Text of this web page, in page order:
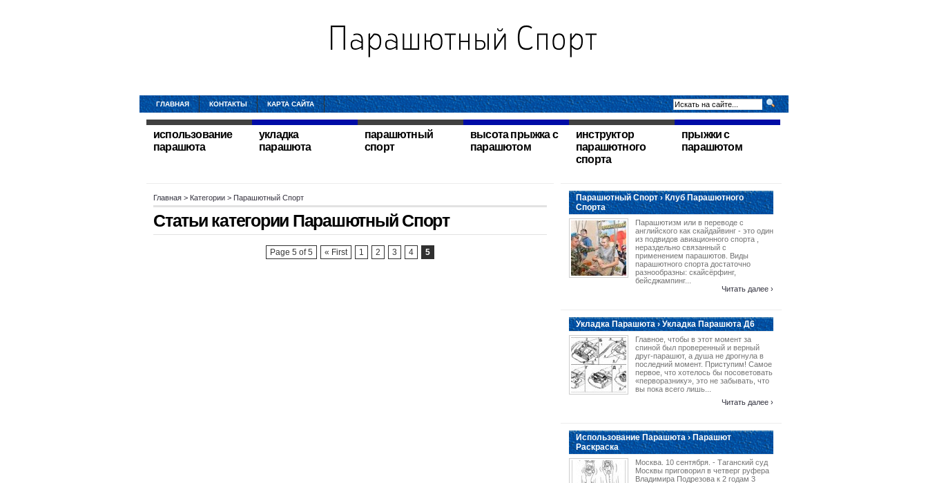
ГЛАВНАЯ КОНТАКТЫ КАРТА САЙТА
использование
парашюта
укладка
парашюта
парашютный
спорт
высота прыжка с
парашютом
инструктор
парашютного
спорта
прыжки с
парашютом
Главная > Категории > Парашютный Спорт
Статьи категории Парашютный Спорт
Page 5 of 5 « First 1 2 3 4 5
Парашютный Спорт › Клуб Парашютного
Спорта
Парашютизм или в переводе с
английского как скайдайвинг - это один
из подвидов авиационного спорта ,
нераздельно связанный с
применением парашютов. Виды
парашютного спорта достаточно
разнообразны: скайсёрфинг,
бейсджампинг...
Читать далее ›
Укладка Парашюта › Укладка Парашюта Д6
Главное, чтобы в этот момент за
спиной был проверенный и верный
друг-парашют, а душа не дрогнула в
последний момент. Приступим! Самое
первое, что хотелось бы посоветовать
«перворазнику», это не забывать, что
вы пока всего лишь...
Читать далее ›
Использование Парашюта › Парашют
Раскраска
Москва. 10 сентября. - Таганский суд
Москвы приговорил в четверг руфера
Владимира Подрезова к 2 годам 3